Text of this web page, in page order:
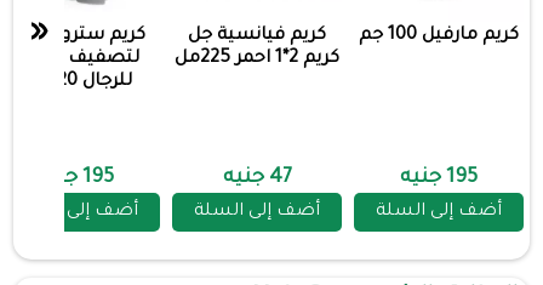
كريم مارفيل 100 جم
195 جنيه
أضف إلى السلة
كريم فيانسية جل
كريم 2*1 احمر 225مل
47 جنيه
أضف إلى السلة
كريم سترونج فيل
لتصفيف الشعر
للرجال 120 مل
195 جنيه
أضف إلى السلة
«